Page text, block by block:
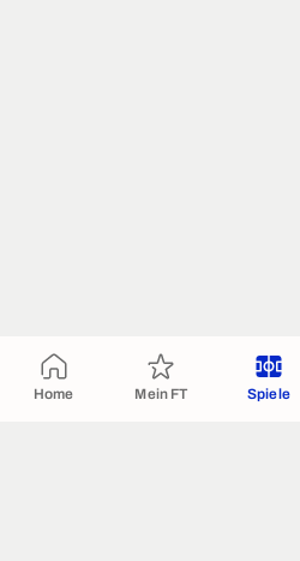
Home Mein FT Spiele